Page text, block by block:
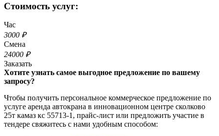
Стоимость услуг:
Час
3000 ₽
Смена
24000 ₽
Заказать
Хотите узнать самое выгодное предложение по вашему
запросу?
Чтобы получить персональное коммерческое предложение по
услуге аренда автокрана в инновационном центре сколково
25т камаз кс 55713-1, прайс-лист или предложить участие в
тендере свяжитесь с нами удобным способом: